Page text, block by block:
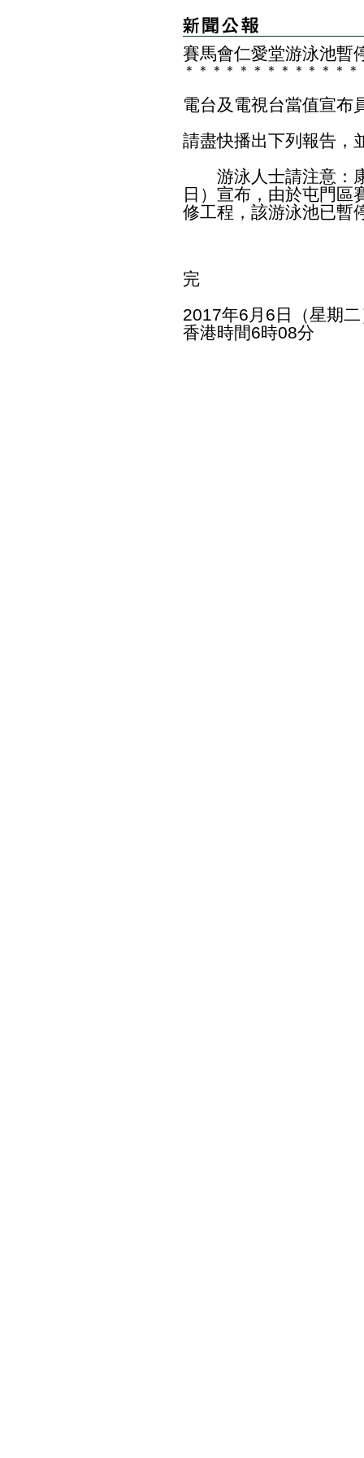
賽馬會仁愛堂游泳池暫
＊ ＊ ＊ ＊ ＊ ＊ ＊ ＊ ＊ ＊ ＊ ＊ ＊
電台及電視台當值宣布
請盡快播出下列報告，
游泳人士請注意：康
日）宣布，由於屯門區
修工程，該游泳池已暫
完
2017年6月6日（星期
香港時間6時08分